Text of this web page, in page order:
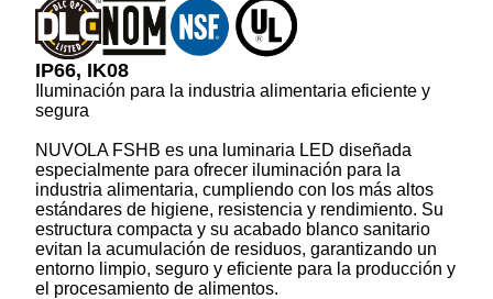
IP66, IK08
Iluminación para la industria alimentaria eficiente y
segura
NUVOLA FSHB es una luminaria LED diseñada
especialmente para ofrecer iluminación para la
industria alimentaria, cumpliendo con los más altos
estándares de higiene, resistencia y rendimiento. Su
estructura compacta y su acabado blanco sanitario
evitan la acumulación de residuos, garantizando un
entorno limpio, seguro y eficiente para la producción y
el procesamiento de alimentos.